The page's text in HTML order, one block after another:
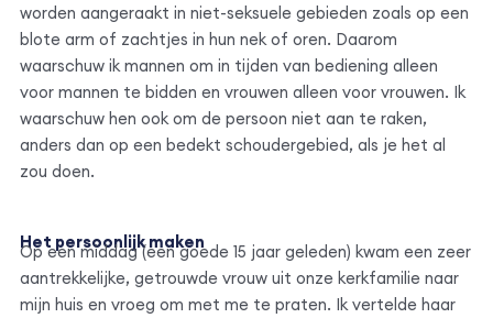
worden aangeraakt in niet-seksuele gebieden zoals op een
blote arm of zachtjes in hun nek of oren. Daarom
waarschuw ik mannen om in tijden van bediening alleen
voor mannen te bidden en vrouwen alleen voor vrouwen. Ik
waarschuw hen ook om de persoon niet aan te raken,
anders dan op een bedekt schoudergebied, als je het al
zou doen.
Het persoonlijk maken
Op een middag (een goede 15 jaar geleden) kwam een zeer
aantrekkelijke, getrouwde vrouw uit onze kerkfamilie naar
mijn huis en vroeg om met me te praten. Ik vertelde haar